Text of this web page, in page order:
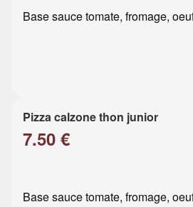
Base sauce tomate, fromage,
Pizza calzone thon junior
7.50 €
Base sauce tomate, fromage,